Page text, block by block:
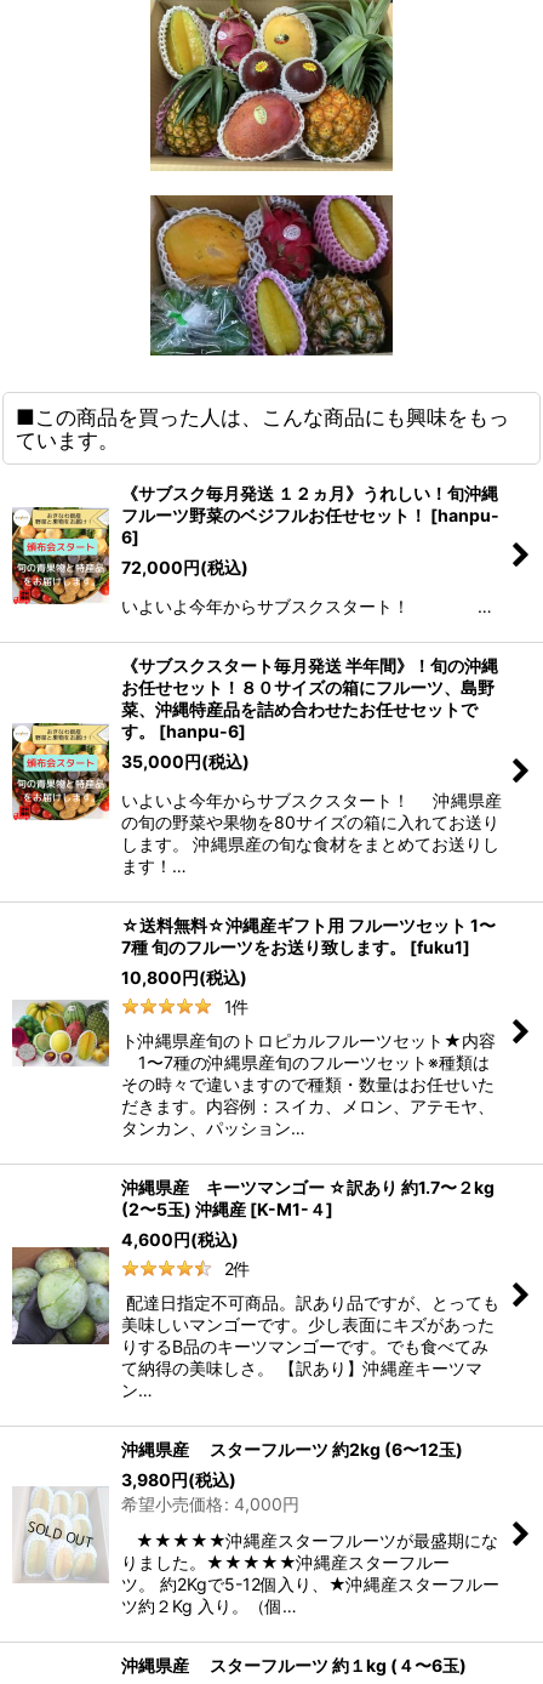
■この商品を買った人は、こんな商品にも興味をもっ
ています。
《サブスク毎月発送 １２ヵ月》うれしい！旬沖縄
フルーツ野菜のベジフルお任せセット！ [hanpu-
6]
72,000円(税込)
いよいよ今年からサブスクスタート！ …
《サブスクスタート毎月発送 半年間》！旬の沖縄
お任せセット！８０サイズの箱にフルーツ、島野
菜、沖縄特産品を詰め合わせたお任せセットで
す。
[hanpu-6]
35,000円(税込)
いよいよ今年からサブスクスタート！ 沖縄県産
の旬の野菜や果物を80サイズの箱に入れてお送り
します。 沖縄県産の旬な食材をまとめてお送りし
ます！…
☆送料無料☆沖縄産ギフト用 フルーツセット 1〜
7種 旬のフルーツをお送り致します。
[fuku1]
10,800円(税込)
1件
ト沖縄県産旬のトロピカルフルーツセット★内容
1〜7種の沖縄県産旬のフルーツセット※種類は
その時々で違いますので種類・数量はお任せいた
だきます。内容例：スイカ、メロン、アテモヤ、
タンカン、パッション…
沖縄県産 キーツマンゴー ☆訳あり 約1.7〜２kg
(2〜5玉) 沖縄産 [K-M1-４]
4,600円(税込)
2件
配達日指定不可商品。訳あり品ですが、とっても
美味しいマンゴーです。少し表面にキズがあった
りするB品のキーツマンゴーです。でも食べてみ
て納得の美味しさ。 【訳あり】沖縄産キーツマ
ン…
沖縄県産 スターフルーツ 約2kg (6〜12玉)
3,980円(税込)
希望小売価格: 4,000円
★★★★★沖縄産スターフルーツが最盛期にな
りました。★★★★★沖縄産スターフルー
ツ。 約2Kgで5-12個入り、★沖縄産スターフルー
ツ約２Kg 入り。（個…
沖縄県産 スターフルーツ 約１kg (４〜6玉)